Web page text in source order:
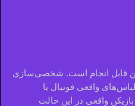
قابل انجام است. شخصی‌سازی
واقعی فوتبال یا
واقعی در این حالت